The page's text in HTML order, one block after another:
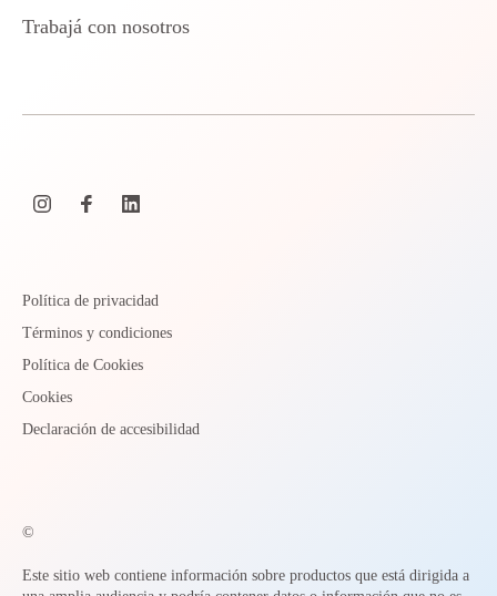
Trabajá con nosotros
Política de privacidad
Términos y condiciones
Política de Cookies
Cookies
Declaración de accesibilidad
©
Este sitio web contiene información sobre productos que está dirigida a